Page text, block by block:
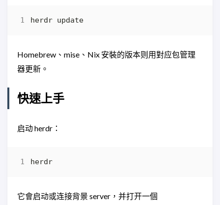
Homebrew、mise、Nix 安裝的版本则用對应包管理
器更新。
快速上手
启动 herdr：
它會启动或连接背景 server，并打开一個